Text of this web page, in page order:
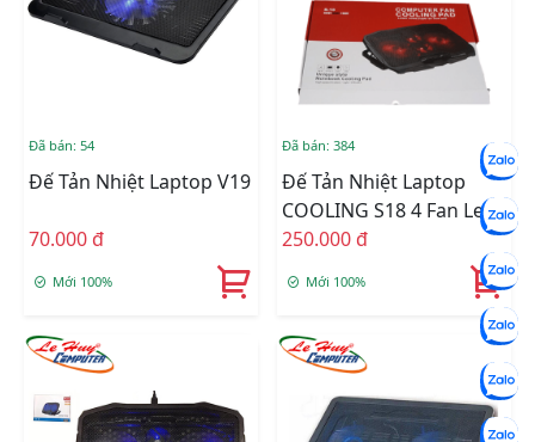
Đã bán: 54
Đế Tản Nhiệt Laptop V19
70.000 đ
Mới 100%
Đã bán: 384
Đế Tản Nhiệt Laptop
COOLING S18 4 Fan Led
Đỏ
250.000 đ
Mới 100%